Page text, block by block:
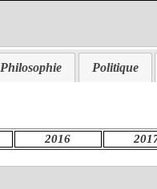
Philosophie Politique
2016